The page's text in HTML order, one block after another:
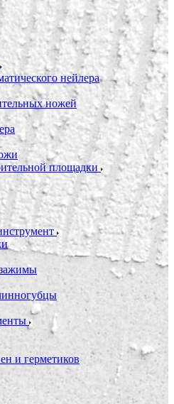
нейлера
ножей
площадки
и герметиков